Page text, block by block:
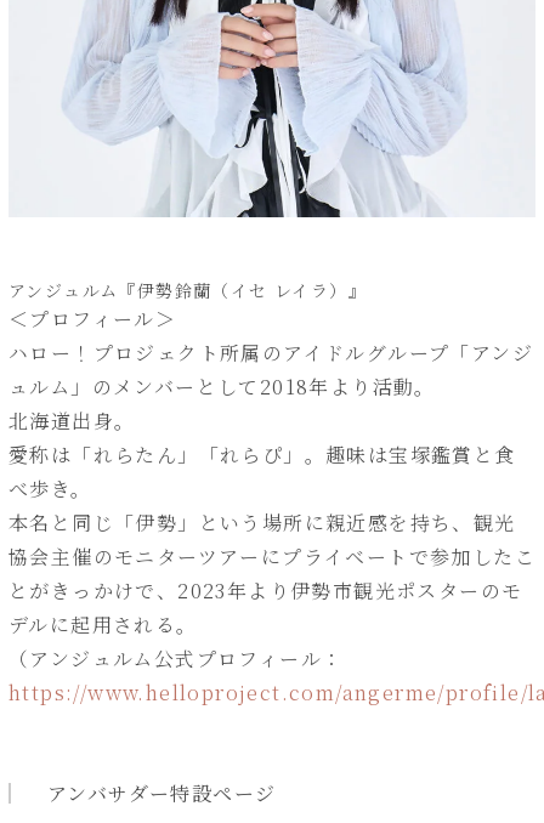
アンジュルム『伊勢鈴蘭（イセ レイラ）』
＜プロフィール＞
ハロー！プロジェクト所属のアイドルグループ「アンジ
ュルム」のメンバーとして2018年より活動。
北海道出身。
愛称は「れらたん」「れらぴ」。趣味は宝塚鑑賞と食
べ歩き。
本名と同じ「伊勢」という場所に親近感を持ち、観光
協会主催のモニターツアーにプライベートで参加したこ
とがきっかけで、2023年より伊勢市観光ポスターのモ
デルに起用される。
（アンジュルム公式プロフィール：
https://www.helloproject.com/angerme/profile/
アンバサダー特設ページ